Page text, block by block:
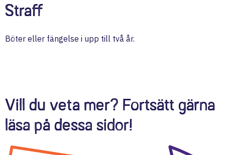
Straff
Böter eller fängelse i upp till två år.
Vill du veta mer? Fortsätt gärna
läsa på dessa sidor!